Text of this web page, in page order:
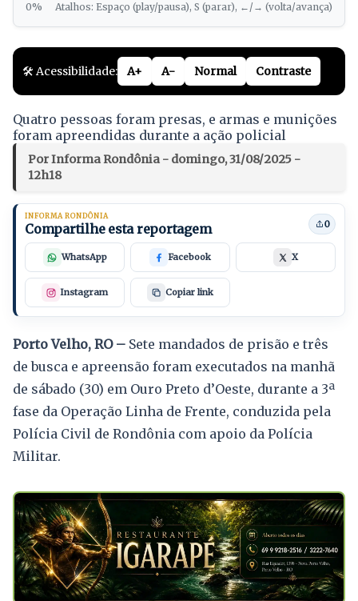
0% Atalhos: Espaço (play/pausa), S (parar), ←/→ (volta/avança)
🛠️ Acessibilidade: A+ A- Normal Contraste
Quatro pessoas foram presas, e armas e munições
foram apreendidas durante a ação policial
Por Informa Rondônia - domingo, 31/08/2025 -
12h18
INFORMA RONDÔNIA
Compartilhe esta reportagem 0
WhatsApp Facebook X
Instagram Copiar link
Porto Velho, RO – Sete mandados de prisão e três
de busca e apreensão foram executados na manhã
de sábado (30) em Ouro Preto d’Oeste, durante a 3ª
fase da Operação Linha de Frente, conduzida pela
Polícia Civil de Rondônia com apoio da Polícia
Militar.